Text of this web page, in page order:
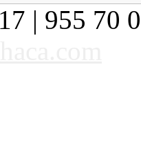
| 955 70